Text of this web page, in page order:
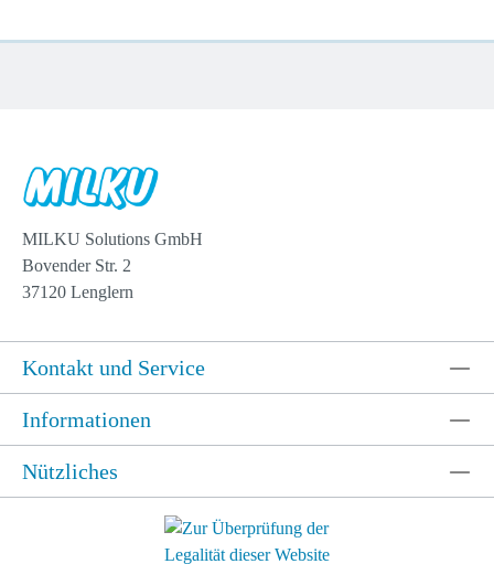
MILKU Solutions GmbH
Bovender Str. 2
37120 Lenglern
Kontakt und Service
Informationen
Nützliches